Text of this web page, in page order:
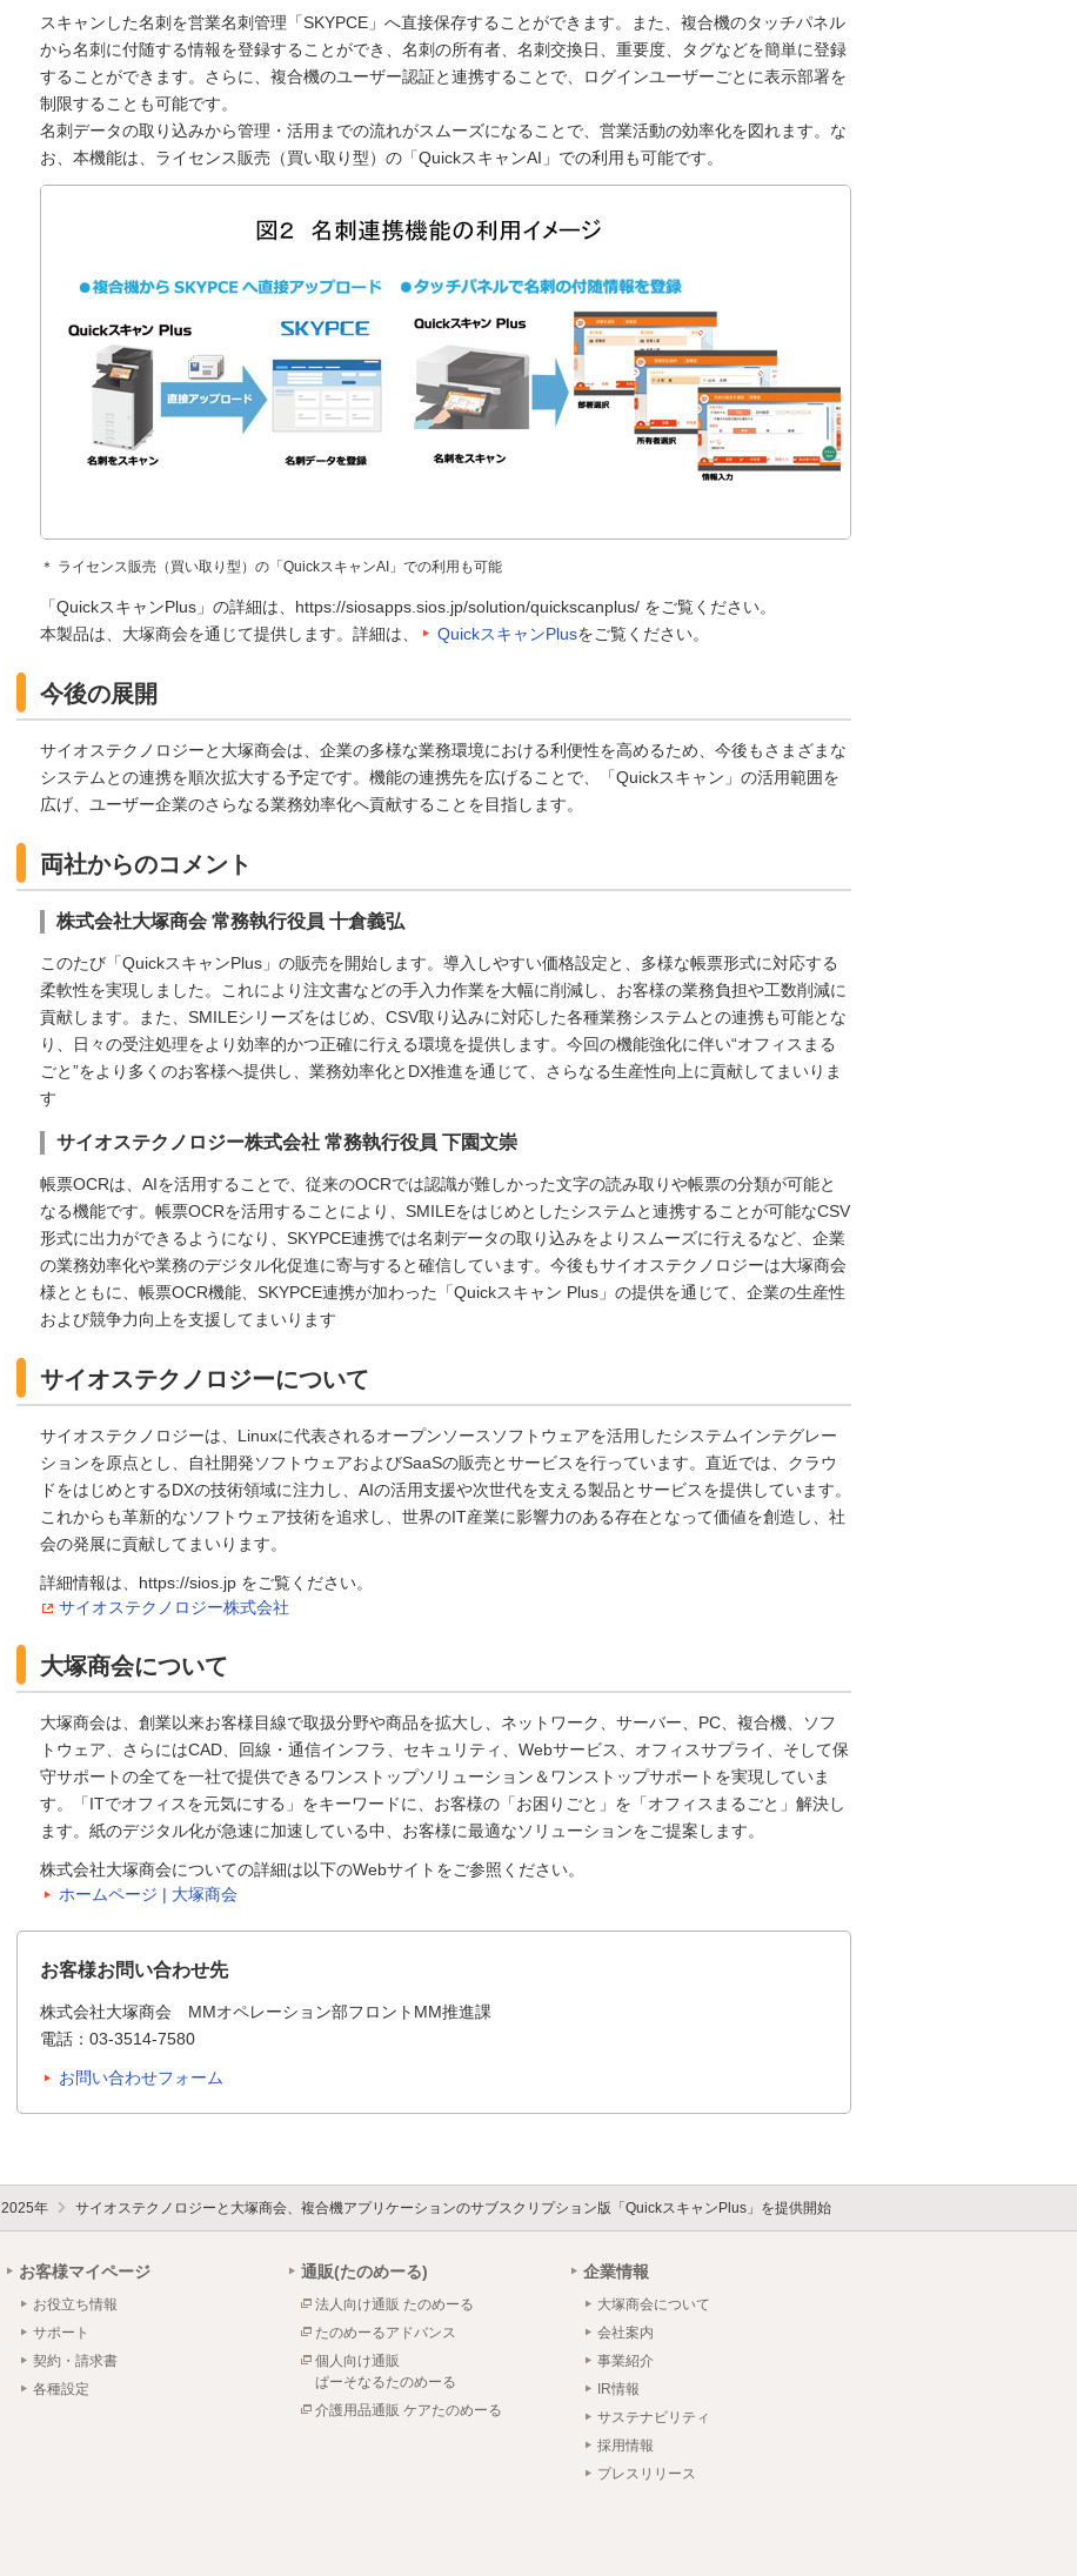
スキャンした名刺を営業名刺管理「SKYPCE」へ直接保存することができます。また、複合機のタッチパネル
から名刺に付随する情報を登録することができ、名刺の所有者、名刺交換日、重要度、タグなどを簡単に登録
することができます。さらに、複合機のユーザー認証と連携することで、ログインユーザーごとに表示部署を
制限することも可能です。
名刺データの取り込みから管理・活用までの流れがスムーズになることで、営業活動の効率化を図れます。な
お、本機能は、ライセンス販売（買い取り型）の「QuickスキャンAI」での利用も可能です。
＊ ライセンス販売（買い取り型）の「QuickスキャンAI」での利用も可能
「QuickスキャンPlus」の詳細は、https://siosapps.sios.jp/solution/quickscanplus/ をご覧ください。
本製品は、大塚商会を通じて提供します。詳細は、
QuickスキャンPlusをご覧ください。
今後の展開
サイオステクノロジーと大塚商会は、企業の多様な業務環境における利便性を高めるため、今後もさまざまな
システムとの連携を順次拡大する予定です。機能の連携先を広げることで、「Quickスキャン」の活用範囲を
広げ、ユーザー企業のさらなる業務効率化へ貢献することを目指します。
両社からのコメント
株式会社大塚商会 常務執行役員 十倉義弘
このたび「QuickスキャンPlus」の販売を開始します。導入しやすい価格設定と、多様な帳票形式に対応する
柔軟性を実現しました。これにより注文書などの手入力作業を大幅に削減し、お客様の業務負担や工数削減に
貢献します。また、SMILEシリーズをはじめ、CSV取り込みに対応した各種業務システムとの連携も可能とな
り、日々の受注処理をより効率的かつ正確に行える環境を提供します。今回の機能強化に伴い“オフィスまる
ごと”をより多くのお客様へ提供し、業務効率化とDX推進を通じて、さらなる生産性向上に貢献してまいりま
す
サイオステクノロジー株式会社 常務執行役員 下園文崇
帳票OCRは、AIを活用することで、従来のOCRでは認識が難しかった文字の読み取りや帳票の分類が可能と
なる機能です。帳票OCRを活用することにより、SMILEをはじめとしたシステムと連携することが可能なCSV
形式に出力ができるようになり、SKYPCE連携では名刺データの取り込みをよりスムーズに行えるなど、企業
の業務効率化や業務のデジタル化促進に寄与すると確信しています。今後もサイオステクノロジーは大塚商会
様とともに、帳票OCR機能、SKYPCE連携が加わった「Quickスキャン Plus」の提供を通じて、企業の生産性
および競争力向上を支援してまいります
サイオステクノロジーについて
サイオステクノロジーは、Linuxに代表されるオープンソースソフトウェアを活用したシステムインテグレー
ションを原点とし、自社開発ソフトウェアおよびSaaSの販売とサービスを行っています。直近では、クラウ
ドをはじめとするDXの技術領域に注力し、AIの活用支援や次世代を支える製品とサービスを提供しています。
これからも革新的なソフトウェア技術を追求し、世界のIT産業に影響力のある存在となって価値を創造し、社
会の発展に貢献してまいります。
詳細情報は、https://sios.jp をご覧ください。
サイオステクノロジー株式会社
大塚商会について
大塚商会は、創業以来お客様目線で取扱分野や商品を拡大し、ネットワーク、サーバー、PC、複合機、ソフ
トウェア、さらにはCAD、回線・通信インフラ、セキュリティ、Webサービス、オフィスサプライ、そして保
守サポートの全てを一社で提供できるワンストップソリューション＆ワンストップサポートを実現していま
す。「ITでオフィスを元気にする」をキーワードに、お客様の「お困りごと」を「オフィスまるごと」解決し
ます。紙のデジタル化が急速に加速している中、お客様に最適なソリューションをご提案します。
株式会社大塚商会についての詳細は以下のWebサイトをご参照ください。
ホームページ | 大塚商会
お客様お問い合わせ先
株式会社大塚商会 MMオペレーション部フロントMM推進課
電話：03-3514-7580
お問い合わせフォーム
2025年 サイオステクノロジーと大塚商会、複合機アプリケーションのサブスクリプション版「QuickスキャンPlus」を提供開始
お客様マイページ
お役立ち情報
サポート
契約・請求書
各種設定
通販(たのめーる)
法人向け通販 たのめーる
たのめーるアドバンス
個人向け通販
ぱーそなるたのめーる
介護用品通販 ケアたのめーる
企業情報
大塚商会について
会社案内
事業紹介
IR情報
サステナビリティ
採用情報
プレスリリース